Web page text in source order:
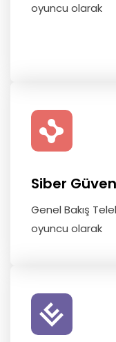
oyuncu olarak
Siber
Genel Bakış
oyuncu olarak